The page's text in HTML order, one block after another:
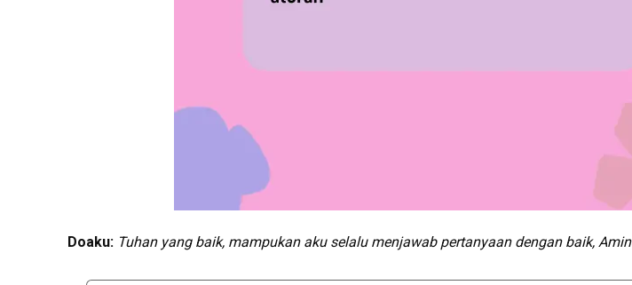
Doaku: Tuhan yang baik, mampukan aku selalu menjawab pertanyaan dengan baik, Amin